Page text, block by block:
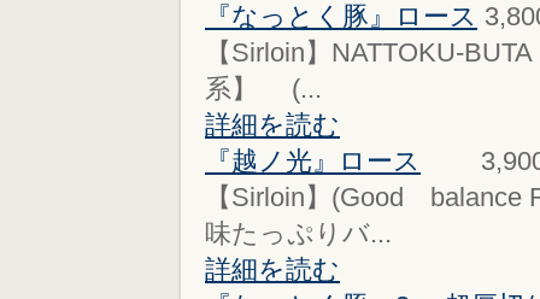
『なっとく豚』ロース
【Sirloin】NATTOKU-
系】 (...
詳細を読む
『越ノ光』ロース
【Sirloin】(Good balance
味たっぷりバ...
詳細を読む